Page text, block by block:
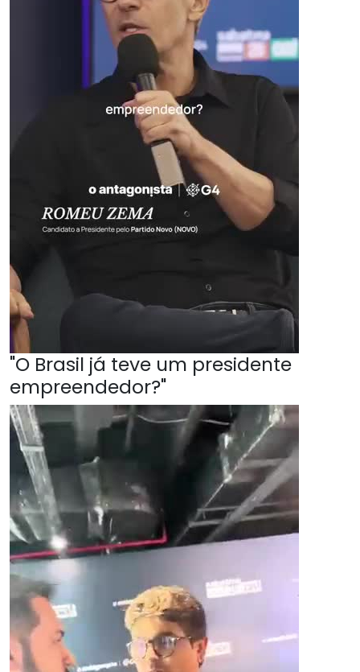
"O Brasil já teve um presidente
empreendedor?"